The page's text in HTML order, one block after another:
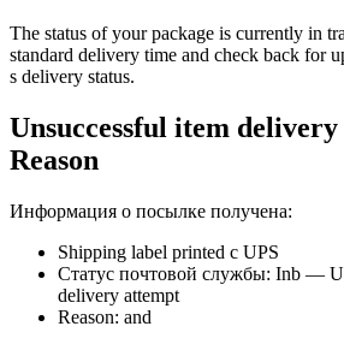
The status of your package is currently in
standard delivery time and check back for
s delivery status.
Unsuccessful item
Reason
Информация о посылке получена:
Shipping label printed с UPS
Статус почтовой службы: Inb —
delivery attempt
Reason: and